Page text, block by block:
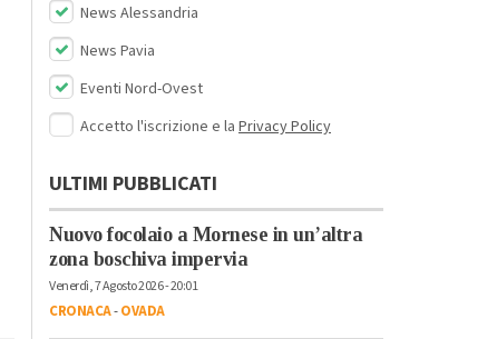
News Alessandria
News Pavia
Eventi Nord-Ovest
Accetto l'iscrizione e la Privacy Policy
ULTIMI PUBBLICATI
Nuovo focolaio a Mornese in un’altra
zona boschiva impervia
Venerdì, 7 Agosto 2026 - 20:01
CRONACA-OVADA